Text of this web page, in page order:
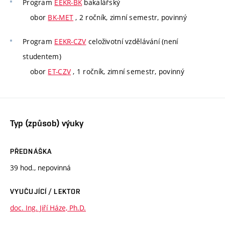
Program EEKR-BKbakalářský
obor BK-MET , 2 ročník, zimní semestr, povinný
Program EEKR-CZV celoživotní vzdělávání (není
studentem)
obor ET-CZV , 1 ročník, zimní semestr, povinný
Typ (způsob) výuky
PŘEDNÁŠKA
39 hod., nepovinná
VYUČUJÍCÍ / LEKTOR
doc. Ing. Jiří Háze, Ph.D.